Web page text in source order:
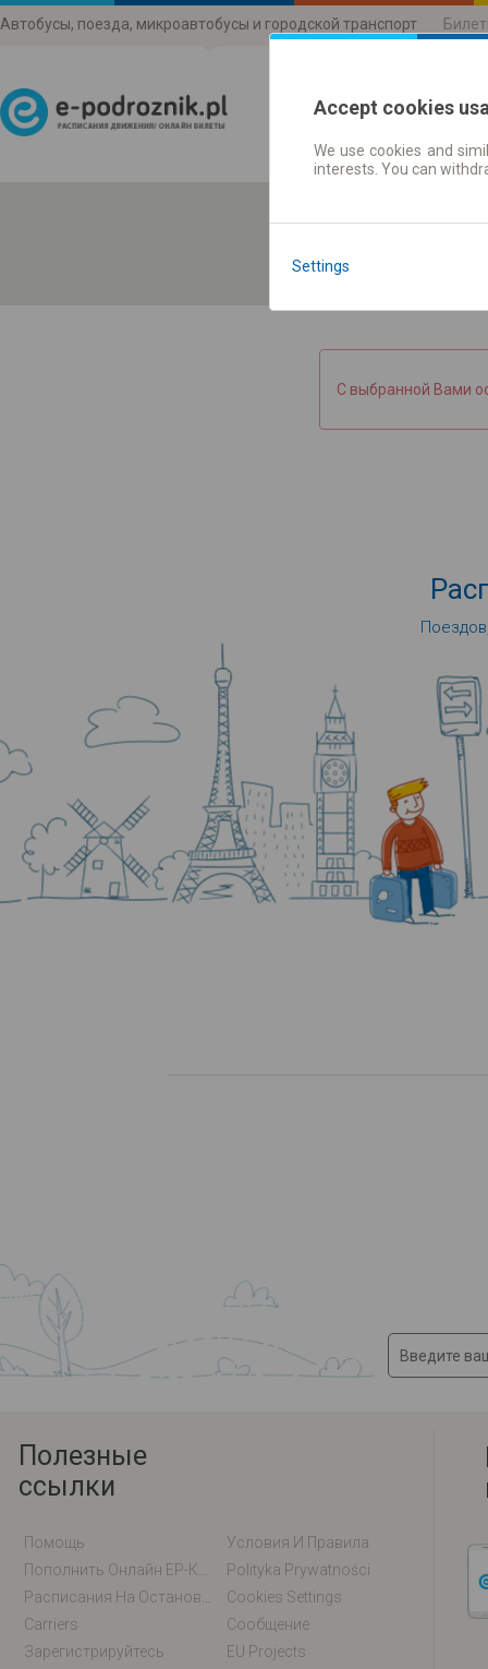
Автобусы, поезда, микроавтобусы и городской транспорт
Расписания
С выбранной Вами
Полезные
ссылки
Помощь
Условия И Правила
Polityka Prywatności
Cookies Settings
Carriers
Сообщение
Зарегистрируйтесь
EU Projects
Accept cookies
We use cookies and
interests. You can
Settings